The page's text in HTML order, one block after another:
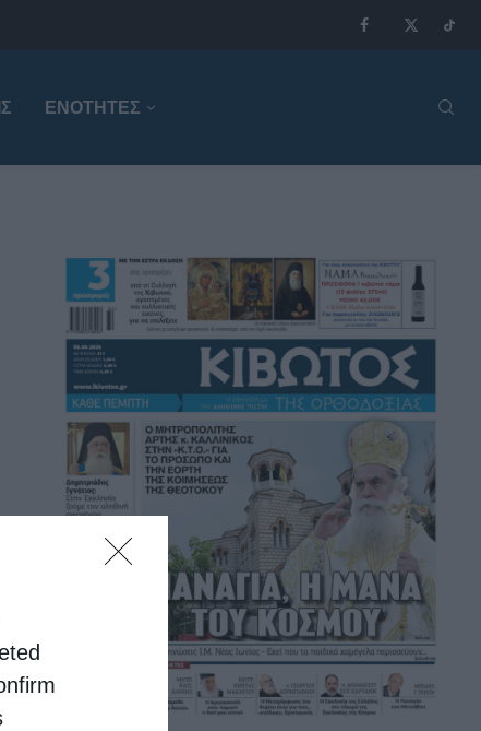
ΕΝΟΤΗΤΕΣ